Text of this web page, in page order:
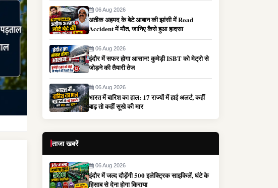
06 Aug 2026
अतीक अहमद के बेटे आबान की झांसी में Road
Accident में मौत, जानिए कैसे हुआ हादसा
06 Aug 2026
इंदौर में सफर होगा आसान! कुमेड़ी ISBT को मेट्रो से
जोड़ने की तैयारी तेज
06 Aug 2026
भारत में बारिश का हाल: 17 राज्यों में हाई अलर्ट, कहीं
बाढ़ तो कहीं सूखे की मार
ताजा खबरें
06 Aug 2026
इंदौर में जल्द दौड़ेंगी 500 इलेक्ट्रिक साइकिलें, घंटे के
हिसाब से देना होगा किराया